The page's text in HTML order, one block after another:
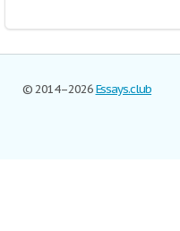
© 2014–2026Essays.club